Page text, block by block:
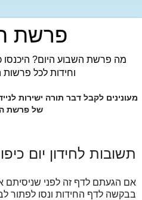
פרשת
מה פרשת השבוע היום? היכנסו
וחידות לכל
מעונינים לקבל דבר תורה ישירות
של פרשת
תשובות לחידון יום
אם הגעתם לדף זה לפני שניסיתם
בבקשה לדף החידות ונסו לפתור